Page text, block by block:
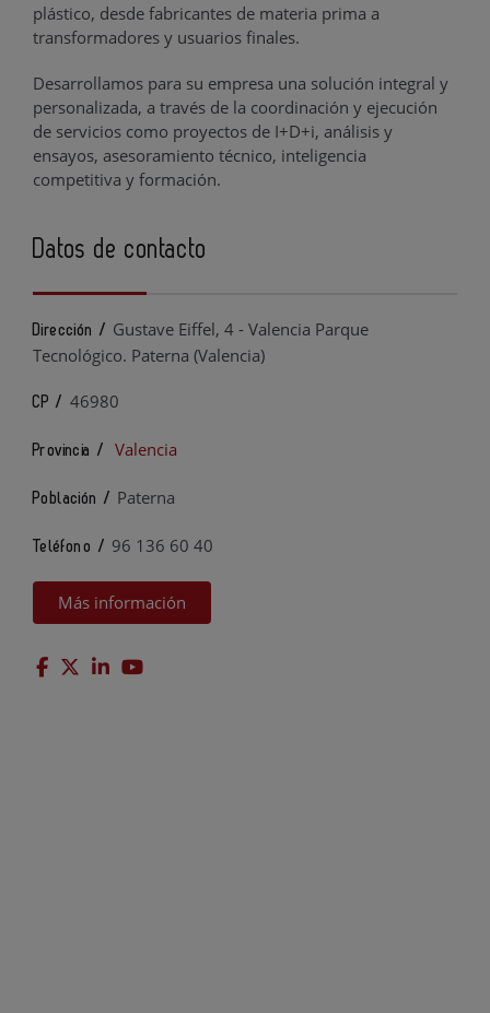
plástico, desde fabricantes de materia prima a
transformadores y usuarios finales.
Desarrollamos para su empresa una solución integral y
personalizada, a través de la coordinación y ejecución
de servicios como proyectos de I+D+i, análisis y
ensayos, asesoramiento técnico, inteligencia
competitiva y formación.
Datos de contacto
Dirección / Gustave Eiffel, 4 - Valencia Parque
Tecnológico. Paterna (Valencia)
CP / 46980
Provincia / Valencia
Población / Paterna
Teléfono / 96 136 60 40
Más información